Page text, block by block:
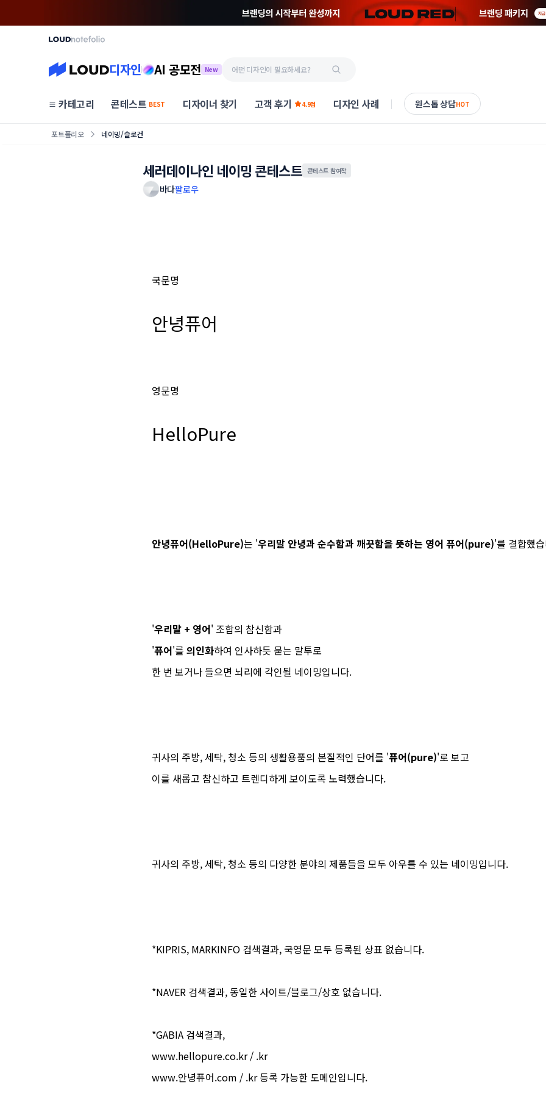
디자인 AI 공모전 New
카테고리 콘테스트 BEST 디자이너 찾기 고객 후기 4.9점 디자인 사례 원스톱 상담HOT
포트폴리오 네이밍/슬로건
세러데이나인 네이밍 콘테스트 콘테스트 참여작
바다팔로우
국문명
안녕퓨어
영문명
HelloPure
안녕퓨어(HelloPure)는 '우리말 안녕과 순수함과 깨끗함을 뜻하는 영어 퓨어(pure)'를 결합했
'우리말 + 영어' 조합의 참신함과
'퓨어'를 의인화하여 인사하듯 묻는 말투로
한 번 보거나 들으면 뇌리에 각인될 네이밍입니다.
귀사의 주방, 세탁, 청소 등의 생활용품의 본질적인 단어를 '퓨어(pure)'로 보고
이를 새롭고 참신하고 트렌디하게 보이도록 노력했습니다.
귀사의 주방, 세탁, 청소 등의 다양한 분야의 제품들을 모두 아우를 수 있는 네이밍입니다.
*KIPRIS, MARKINFO 검색결과, 국영문 모두 등록된 상표 없습니다.
*NAVER 검색결과, 동일한 사이트/블로그/상호 없습니다.
*GABIA 검색결과,
www.hellopure.co.kr / .kr
www.안녕퓨어.com / .kr 등록 가능한 도메인입니다.